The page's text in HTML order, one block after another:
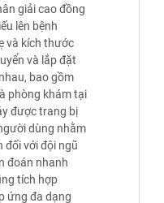
giải cao đồng
lên bệnh
và kích thước
và lắp đặt
bao gồm
phòng khám tại
được trang bị
dùng nhằm
đối với đội ngũ
đoán nhanh
tích hợp
ứng đa dạng